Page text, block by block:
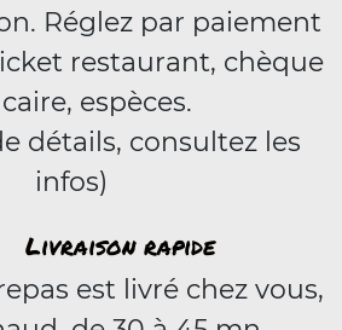
Réglez par paiement
restaurant, chèque
espèces.
détails, consultez les
infos)
Livraison rapide
est livré chez vous,